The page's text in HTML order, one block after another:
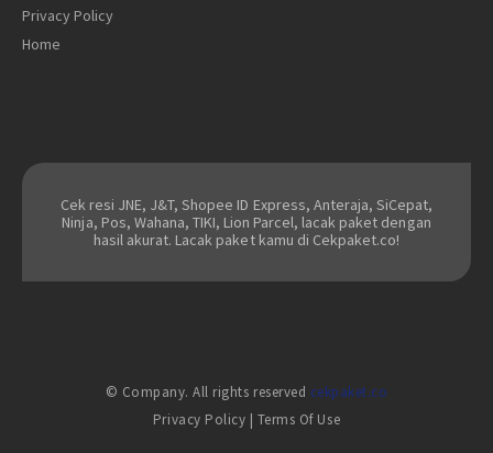
Privacy Policy
Home
Cek resi JNE, J&T, Shopee ID Express, Anteraja, SiCepat,
Ninja, Pos, Wahana, TIKI, Lion Parcel, lacak paket dengan
hasil akurat. Lacak paket kamu di Cekpaket.co!
© Company. All rights reserved cekpaket.co
Privacy Policy | Terms Of Use